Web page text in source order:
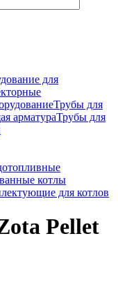
для
Трубы для
арматураТрубы для
котлы
для котлов
Pellet